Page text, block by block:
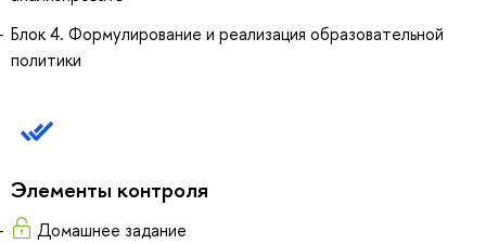
Блок 4. Формулирование и реализация образовательной
политики
Элементы контроля
Домашнее задание